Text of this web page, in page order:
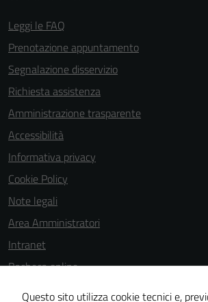
Leggi le FAQ
Prenotazione appuntamento
Segnalazione disservizio
Richiesta assistenza
Amministrazione trasparente
Accessibilità
Informativa privacy
Cookie Policy
Note legali
Area Amministratori
Intranet
Bacheca online
Dichiarazione di accessibilità
Questo sito utilizza cookie tecnici e,